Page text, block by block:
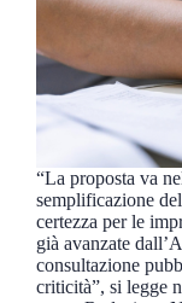
“La proposta va
semplificazione
certezza per le
già avanzate
consultazione
criticità”, si legge